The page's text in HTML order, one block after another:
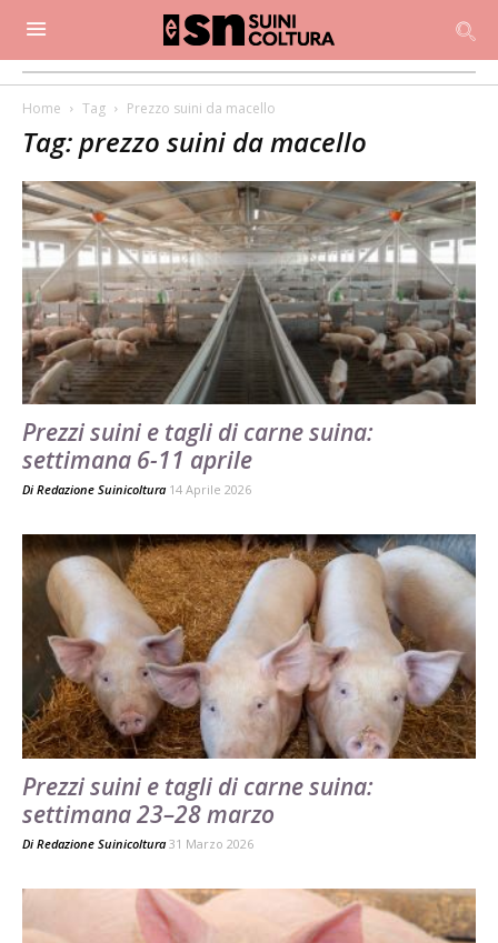
Home Tag Prezzo suini da macello
Tag: prezzo suini da macello
Prezzi suini e tagli di carne suina:
settimana 6-11 aprile
Di Redazione Suinicoltura 14 Aprile 2026
Prezzi suini e tagli di carne suina:
settimana 23–28 marzo
Di Redazione Suinicoltura 31 Marzo 2026